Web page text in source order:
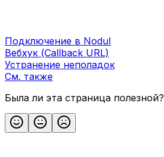
Подключение в Nodul
Вебхук (Callback URL)
Устранение неполадок
См. также
Была ли эта страница полезной?